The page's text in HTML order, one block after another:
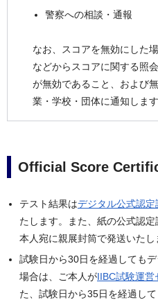
警察への相談・通報
なお、スコアを無効にした
などからスコアに関する照
が無効であること、および
業・学校・団体に通知します
Official Score
テスト結果はデジタル公式認定
たします。また、紙の公式認
本人宛に親展封筒で発送いたし
試験日から30日を経過しても
場合は、ご本人がIIBC試験運営
た、試験日から35日を経過し